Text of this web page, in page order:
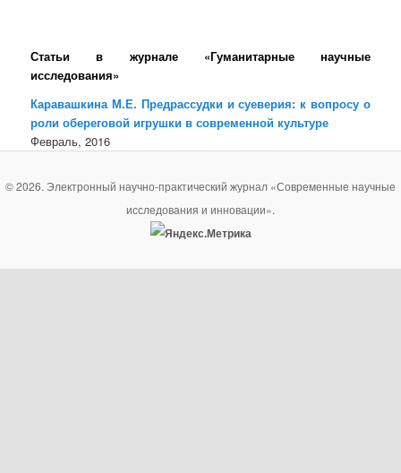
Статьи в журнале «Гуманитарные научные
исследования»
Каравашкина М.Е. Предрассудки и суеверия: к вопросу о
роли обереговой игрушки в современной культуре
Февраль, 2016
© 2026. Электронный научно-практический журнал «Современные научные
исследования и инновации».